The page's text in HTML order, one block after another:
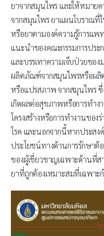
ยาจากสมุนไพร และให้หมาย
จากสมุนไพร ยาแผนโบราณ
หรือยาตามองค์ความรู้การแพ
แนะนำของคณะกรรมการประ
และบรรเทาความเจ็บป่วยขอ
ผลิตภัณฑ์จากสมุนไพรหรือผ
หรือแปรสภาพ จากสมุนไพร
เกิดผลต่อสุขภาพหรือการทำง
โครงสร้างหรือการทำงานของ
โรค และนอกจากนี้หากประสง
ประโยชน์ทางด้านการรักษา
ของผู้เชี่ยวชาญเฉพาะด้านที่ส
ยาที่ถูกต้องเหมาะสมที่เฉพาะ